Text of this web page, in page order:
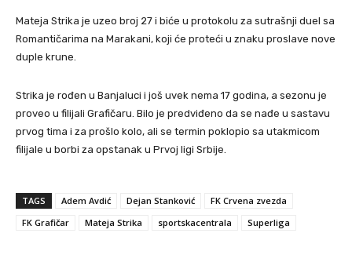
Mateja Strika je uzeo broj 27 i biće u protokolu za sutrašnji duel sa
Romantičarima na Marakani, koji će proteći u znaku proslave nove
duple krune.
Strika je rođen u Banjaluci i još uvek nema 17 godina, a sezonu je
proveo u filijali Grafičaru. Bilo je predviđeno da se nađe u sastavu
prvog tima i za prošlo kolo, ali se termin poklopio sa utakmicom
filijale u borbi za opstanak u Prvoj ligi Srbije.
TAGS Adem Avdić Dejan Stanković
FK Crvena zvezda
FK Grafičar
Mateja Strika sportskacentrala Superliga